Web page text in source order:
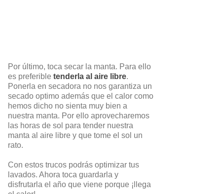
Por último, toca secar la manta. Para ello
es preferible tenderla al aire libre.
Ponerla en secadora no nos garantiza un
secado optimo además que el calor como
hemos dicho no sienta muy bien a
nuestra manta. Por ello aprovecharemos
las horas de sol para tender nuestra
manta al aire libre y que tome el sol un
rato.
Con estos trucos podrás optimizar tus
lavados. Ahora toca guardarla y
disfrutarla el año que viene porque ¡llega